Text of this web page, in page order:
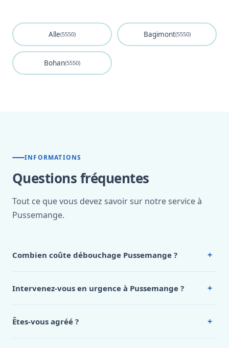
Alle(5550) Bagimont(5550)
Bohan(5550)
INFORMATIONS
Questions fréquentes
Tout ce que vous devez savoir sur notre service à
Pussemange.
Combien coûte débouchage Pussemange ? +
Pussemange, appelez le 0472 53 24 26.
Intervenez-vous en urgence à Pussemange ? +
Êtes-vous agréé ? +